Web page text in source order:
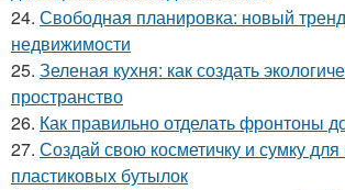
24. Свободная планировка: новый
недвижимости
25. Зеленая кухня: как создать
пространство
26. Как правильно отделать фронтоны
27. Создай свою косметичку и сумку для
пластиковых бутылок